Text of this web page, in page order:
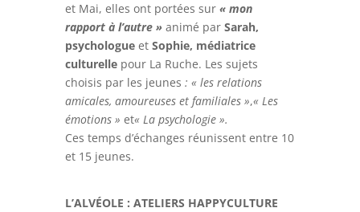
et Mai, elles ont portées sur« mon
rapport à l’autre »animé par Sarah,
psychologueet Sophie, médiatrice
culturellepour La Ruche. Les sujets
choisis par les jeunes : « les relations
amicales, amoureuses et familiales »,« Les
émotions » et« La psychologie ».
Ces temps d’échanges réunissent entre 10
et 15 jeunes.
L’ALVÉOLE : ATELIERS HAPPYCULTURE